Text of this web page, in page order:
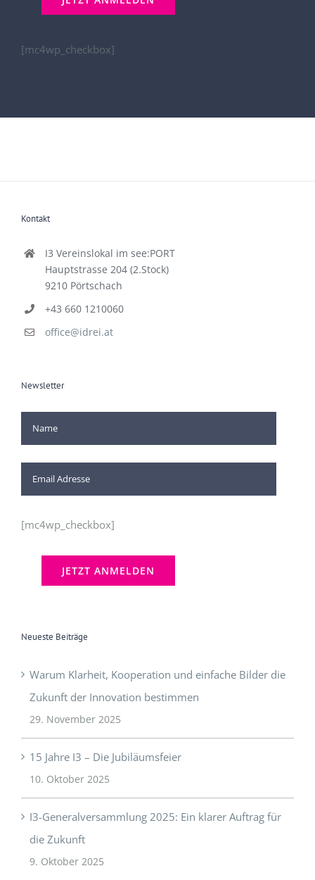
[mc4wp_checkbox]
Kontakt
I3 Vereinslokal im see:PORT
Hauptstrasse 204 (2.Stock)
9210 Pörtschach
+43 660 1210060
office@idrei.at
Newsletter
[mc4wp_checkbox]
Neueste Beiträge
Warum Klarheit, Kooperation und einfache Bilder die
Zukunft der Innovation bestimmen
29. November 2025
15 Jahre I3 – Die Jubiläumsfeier
10. Oktober 2025
I3-Generalversammlung 2025: Ein klarer Auftrag für
die Zukunft
9. Oktober 2025